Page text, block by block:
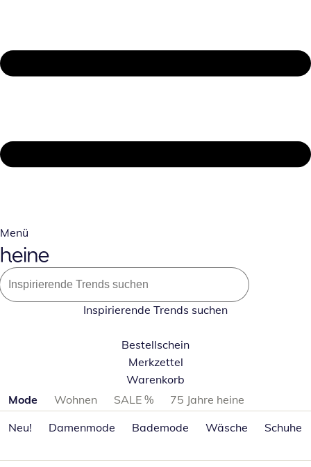
Menü
Inspirierende Trends suchen
Bestellschein
Merkzettel
Warenkorb
Produktkategorien überspringen
Mode Wohnen SALE %
75 Jahre heine
Neu!
Damenmode Bademode Wäsche Schuhe